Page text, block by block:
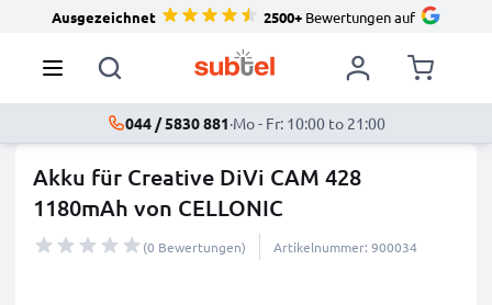
Ausgezeichnet 2500+Bewertungen auf
044 / 5830 881·Mo - Fr: 10:00 to 21:00
Akku für Creative DiVi CAM 428
1180mAh von CELLONIC
(0 Bewertungen) Artikelnummer: 900034